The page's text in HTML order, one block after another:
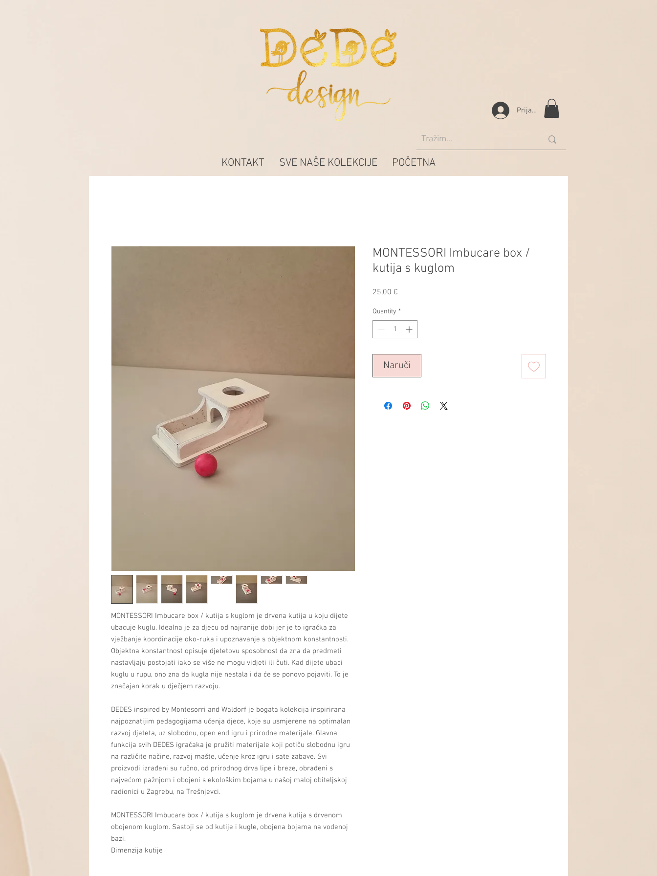
Prijava
POČETNA
SVE NAŠE KOLEKCIJE
KONTAKT
MONTESSORI Imbucare box / kutija s kuglom je drvena kutija u koju dijete
ubacuje kuglu. Idealna je za djecu od najranije dobi jer je to igračka za
vježbanje koordinacije oko-ruka i upoznavanje s objektnom konstantnosti.
Objektna konstantnost opisuje djetetovu sposobnost da zna da predmeti
nastavljaju postojati iako se više ne mogu vidjeti ili čuti. Kad dijete ubaci
kuglu u rupu, ono zna da kugla nije nestala i da će se ponovo pojaviti. To je
značajan korak u dječjem razvoju.
DEDES inspired by Montesorri and Waldorf je bogata kolekcija inspirirana
najpoznatijim pedagogijama učenja djece, koje su usmjerene na optimalan
razvoj djeteta, uz slobodnu, open end igru i prirodne materijale. Glavna
funkcija svih DEDES igračaka je pružiti materijale koji potiču slobodnu igru
na različite načine, razvoj mašte, učenje kroz igru i sate zabave. Svi
proizvodi izrađeni su ručno, od prirodnog drva lipe i breze, obrađeni s
najvećom pažnjom i obojeni s ekološkim bojama u našoj maloj obiteljskoj
radionici u Zagrebu, na Trešnjevci.
MONTESSORI Imbucare box / kutija s kuglom je drvena kutija s drvenom
obojenom kuglom. Sastoji se od kutije i kugle, obojena bojama na vodenoj
bazi.
Dimenzija kutije
MONTESSORI Imbucare box /
kutija s kuglom
25,00 €
Quantity *
Naruči